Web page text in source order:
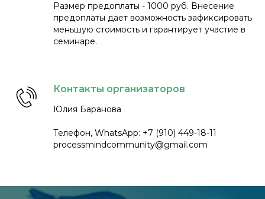
Размер предоплаты - 1000 руб. Внесение
предоплаты дает возможность зафиксировать
меньшую стоимость и гарантирует участие в
семинаре.
Контакты организаторов
Юлия Баранова
Телефон, WhatsApp: +7 (910) 449-18-11
processmindcommunity@gmail.com